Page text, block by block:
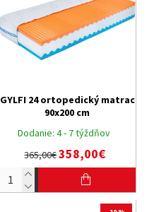
Dodanie: 4 - 7 týždňov
GYLFI 24 ortopedický matrac
90x200 cm
365,00€358,00€